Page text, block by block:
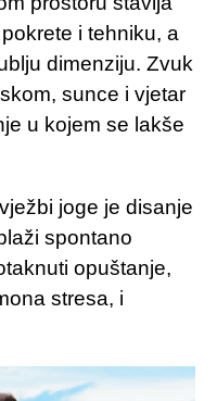
i tehniku, a
dimenziju. Zvuk
sunce i vjetar
u kojem se lakše
joge je disanje
spontano
opuštanje,
stresa, i